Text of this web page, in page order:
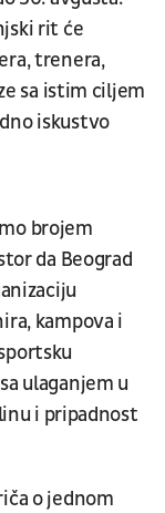
rit će
trenera,
sa istim ciljem
iskustvo
brojem
da Beograd
kampova i
ulaganjem u
i pripadnost
o jednom